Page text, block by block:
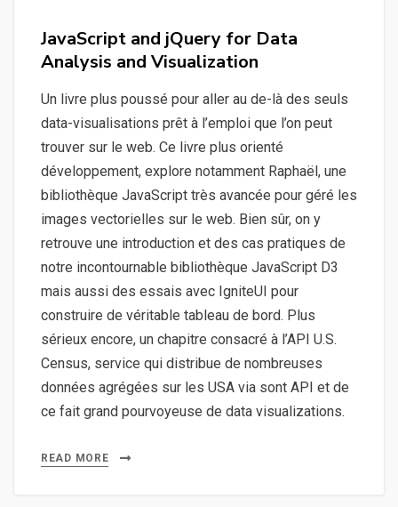
JavaScript and jQuery for Data
Analysis and Visualization
Un livre plus poussé pour aller au de-là des seuls
data-visualisations prêt à l’emploi que l’on peut
trouver sur le web. Ce livre plus orienté
développement, explore notamment Raphaël, une
bibliothèque JavaScript très avancée pour géré les
images vectorielles sur le web. Bien sûr, on y
retrouve une introduction et des cas pratiques de
notre incontournable bibliothèque JavaScript D3
mais aussi des essais avec IgniteUI pour
construire de véritable tableau de bord. Plus
sérieux encore, un chapitre consacré à l’API U.S.
Census, service qui distribue de nombreuses
données agrégées sur les USA via sont API et de
ce fait grand pourvoyeuse de data visualizations.
READ MORE